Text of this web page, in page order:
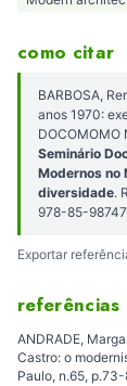
como citar
BARBOSA,
anos 1970:
DOCOMOMO
Seminário
Modernos no
diversidade.
978-85-
Exportar
referências
ANDRADE,
Castro: o
Paulo, n.65,